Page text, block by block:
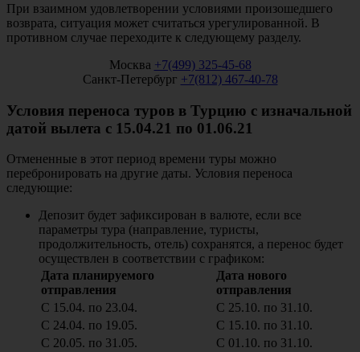
При взаимном удовлетворении условиями произошедшего
возврата, ситуация может считаться урегулированной. В
противном случае переходите к следующему разделу.
Москва +7(499) 325-45-68
Санкт-Петербург +7(812) 467-40-78
Условия переноса туров в Турцию с изначальной
датой вылета с 15.04.21 по 01.06.21
Отмененные в этот период времени туры можно
перебронировать на другие даты. Условия переноса
следующие:
Депозит будет зафиксирован в валюте, если все
параметры тура (направление, туристы,
продолжительность, отель) сохранятся, а перенос будет
осуществлен в соответствии с графиком:
Дата планируемого
отправления
Дата нового
отправления
С 15.04. по 23.04.
С 25.10. по 31.10.
С 24.04. по 19.05.
С 15.10. по 31.10.
С 20.05. по 31.05.
С 01.10. по 31.10.